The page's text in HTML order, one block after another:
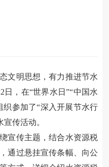
文明思想，有力推进节水
日，在“世界水日”“中国水
织参加了“深入开展节水行
宣传活动。
宣传主题 ，结合水资源税
通过悬挂宣传条幅、 向公